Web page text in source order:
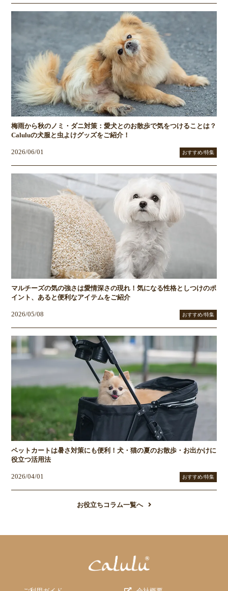
梅雨から秋のノミ・ダニ対策：愛犬とのお散歩で気をつけることは？
Caluluの犬服と虫よけグッズをご紹介！
2026/06/01 おすすめ/特集
マルチーズの気の強さは愛情深さの現れ！気になる性格としつけのポ
イント、あると便利なアイテムをご紹介
2026/05/08 おすすめ/特集
ペットカートは暑さ対策にも便利！犬・猫の夏のお散歩・お出かけに
役立つ活用法
2026/04/01 おすすめ/特集
お役立ちコラム一覧へ